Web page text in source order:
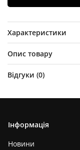
Характеристики
Опис товару
Відгуки (0)
Інформація
Новини